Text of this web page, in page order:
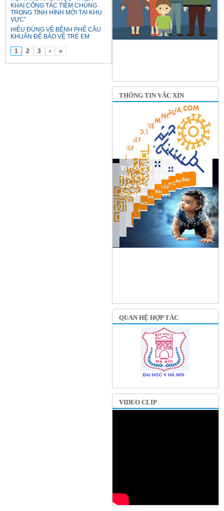
KHAI CÔNG TÁC TIÊM CHỦNG
TRONG TÌNH HÌNH MỚI TẠI KHU
VỰC”
HIỂU ĐÚNG VỀ BỆNH PHẾ CẦU
KHUẨN ĐỂ BẢO VỆ TRẺ EM
1 2 3 › »
THÔNG TIN VẮC XIN
QUAN HỆ HỢP TÁC
VIDEO CLIP